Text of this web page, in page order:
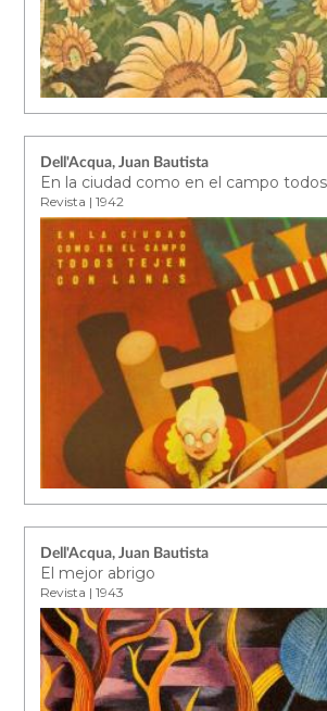
Dell'Acqua, Juan Bautista
Revista | 1942
Dell'Acqua, Juan Bautista
El mejor abrigo
Revista | 1943